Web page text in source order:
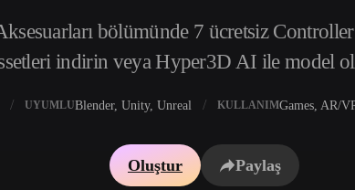
API
akışınıza entegre edin.
SVG’den 3D’ye
bölümünde 7 ücretsiz
indirin veya Hyper3D AI ile model
UYUMLUBlender, Unity, Unreal KULLANIMGames, AR/
Oluştur Paylaş